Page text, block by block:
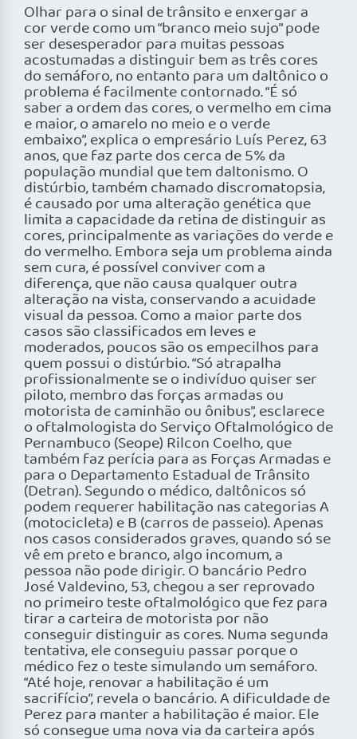
Olhar para o sinal de trânsito e enxergar a
cor verde como um “branco meio sujo” pode
ser desesperador para muitas pessoas
acostumadas a distinguir bem as três cores
do semáforo, no entanto para um daltônico o
problema é facilmente contornado. “É só
saber a ordem das cores, o vermelho em cima
e maior, o amarelo no meio e o verde
embaixo”, explica o empresário Luís Perez, 63
anos, que faz parte dos cerca de 5% da
população mundial que tem daltonismo. O
distúrbio, também chamado discromatopsia,
é causado por uma alteração genética que
limita a capacidade da retina de distinguir as
cores, principalmente as variações do verde e
do vermelho. Embora seja um problema ainda
sem cura, é possível conviver com a
diferença, que não causa qualquer outra
alteração na vista, conservando a acuidade
visual da pessoa. Como a maior parte dos
casos são classificados em leves e
moderados, poucos são os empecilhos para
quem possui o distúrbio. “Só atrapalha
profissionalmente se o indivíduo quiser ser
piloto, membro das forças armadas ou
motorista de caminhão ou ônibus”, esclarece
o oftalmologista do Serviço Oftalmológico de
Pernambuco (Seope) Rilcon Coelho, que
também faz perícia para as Forças Armadas e
para o Departamento Estadual de Trânsito
(Detran). Segundo o médico, daltônicos só
podem requerer habilitação nas categorias A
(motocicleta) e B (carros de passeio). Apenas
nos casos considerados graves, quando só se
vê em preto e branco, algo incomum, a
pessoa não pode dirigir. O bancário Pedro
José Valdevino, 53, chegou a ser reprovado
no primeiro teste oftalmológico que fez para
tirar a carteira de motorista por não
conseguir distinguir as cores. Numa segunda
tentativa, ele conseguiu passar porque o
médico fez o teste simulando um semáforo.
“Até hoje, renovar a habilitação é um
sacrifício”, revela o bancário. A dificuldade de
Perez para manter a habilitação é maior. Ele
só consegue uma nova via da carteira após